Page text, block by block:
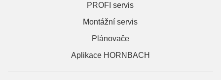
PROFI servis
Montážní servis
Plánovače
Aplikace HORNBACH